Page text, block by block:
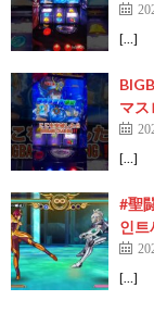
[…]
マス
[…]
#聖
인
[…]